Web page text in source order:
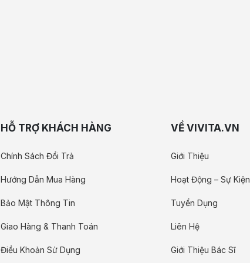
HỖ TRỢ KHÁCH HÀNG
Chính Sách Đổi Trả
Hướng Dẫn Mua Hàng
Bảo Mật Thông Tin
Giao Hàng & Thanh Toán
Điều Khoản Sử Dụng
VỀ VIVITA.VN
Giới Thiệu
Hoạt Động – Sự Kiện
Tuyển Dụng
Liên Hệ
Giới Thiệu Bác Sĩ